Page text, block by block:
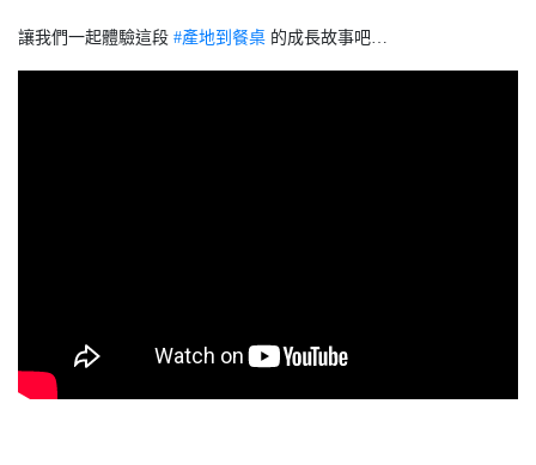
讓我們一起體驗這段 #產地到餐桌 的成長故事吧…